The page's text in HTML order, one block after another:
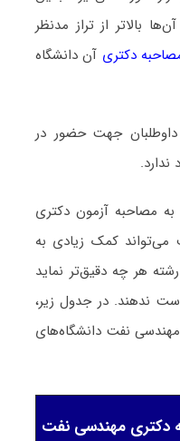
بالاتر از تراز مدنظر
دکتری آن دانشگاه
داوطلبان جهت حضور در
به مصاحبه آزمون دکتری
کمک زیادی به
هر چه دقیق‌تر نماید
ندهند. در جدول زیر،
نفت دانشگاه‌های
دکتری مهندسی نفت